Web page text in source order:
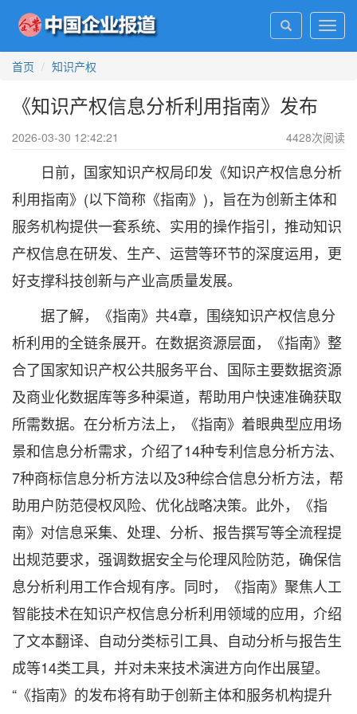
首页
知识产权
《知识产权信息分析利用指南》发布
2026-03-30 12:42:21 4428次阅读
日前，国家知识产权局印发《知识产权信息分析
利用指南》(以下简称《指南》)，旨在为创新主体和
服务机构提供一套系统、实用的操作指引，推动知识
产权信息在研发、生产、运营等环节的深度运用，更
好支撑科技创新与产业高质量发展。
据了解，《指南》共4章，围绕知识产权信息分
析利用的全链条展开。在数据资源层面，《指南》整
合了国家知识产权公共服务平台、国际主要数据资源
及商业化数据库等多种渠道，帮助用户快速准确获取
所需数据。在分析方法上，《指南》着眼典型应用场
景和信息分析需求，介绍了14种专利信息分析方法、
7种商标信息分析方法以及3种综合信息分析方法，帮
助用户防范侵权风险、优化战略决策。此外，《指
南》对信息采集、处理、分析、报告撰写等全流程提
出规范要求，强调数据安全与伦理风险防范，确保信
息分析利用工作合规有序。同时，《指南》聚焦人工
智能技术在知识产权信息分析利用领域的应用，介绍
了文本翻译、自动分类标引工具、自动分析与报告生
成等14类工具，并对未来技术演进方向作出展望。
“《指南》的发布将有助于创新主体和服务机构提升